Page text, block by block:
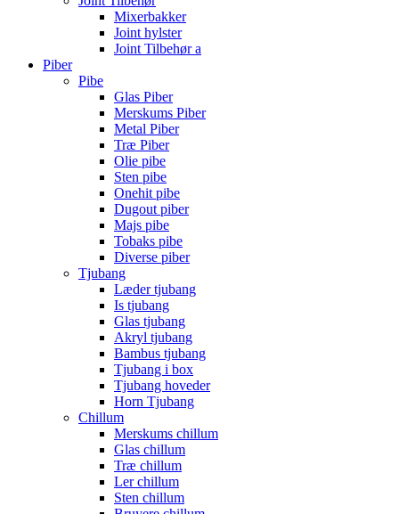
Mixerbakker
Joint hylster
Joint Tilbehør a
Piber
Pibe
Glas Piber
Merskums Piber
Metal Piber
Træ Piber
Olie pibe
Sten pibe
Onehit pibe
Dugout piber
Majs pibe
Tobaks pibe
Diverse piber
Tjubang
Læder tjubang
Is tjubang
Glas tjubang
Akryl tjubang
Bambus tjubang
Tjubang i box
Tjubang hoveder
Horn Tjubang
Chillum
Merskums chillum
Glas chillum
Træ chillum
Ler chillum
Sten chillum